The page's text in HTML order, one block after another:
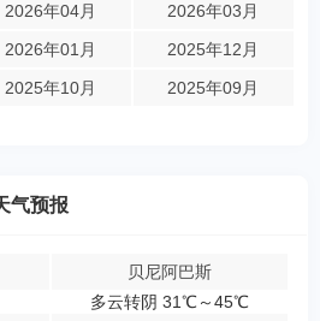
2026年04月
2026年03月
2026年01月
2025年12月
2025年10月 2025年09月
气预报
贝尼阿巴斯
多云转阴 31℃～45℃